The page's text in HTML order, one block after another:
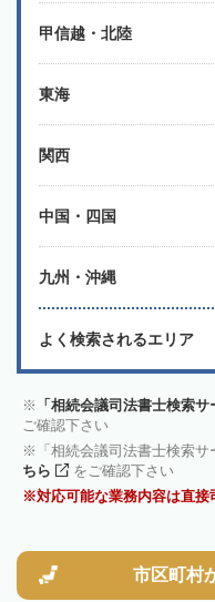
甲信越・北陸
東海
関西
中国・四国
九州・沖縄
よく検索されるエリア
「相続会議司法書士検索
ご確認下さい
「相続会議司法書士検索
ちら
をご確認下さい
対応可能な業務内容は直
市区町村